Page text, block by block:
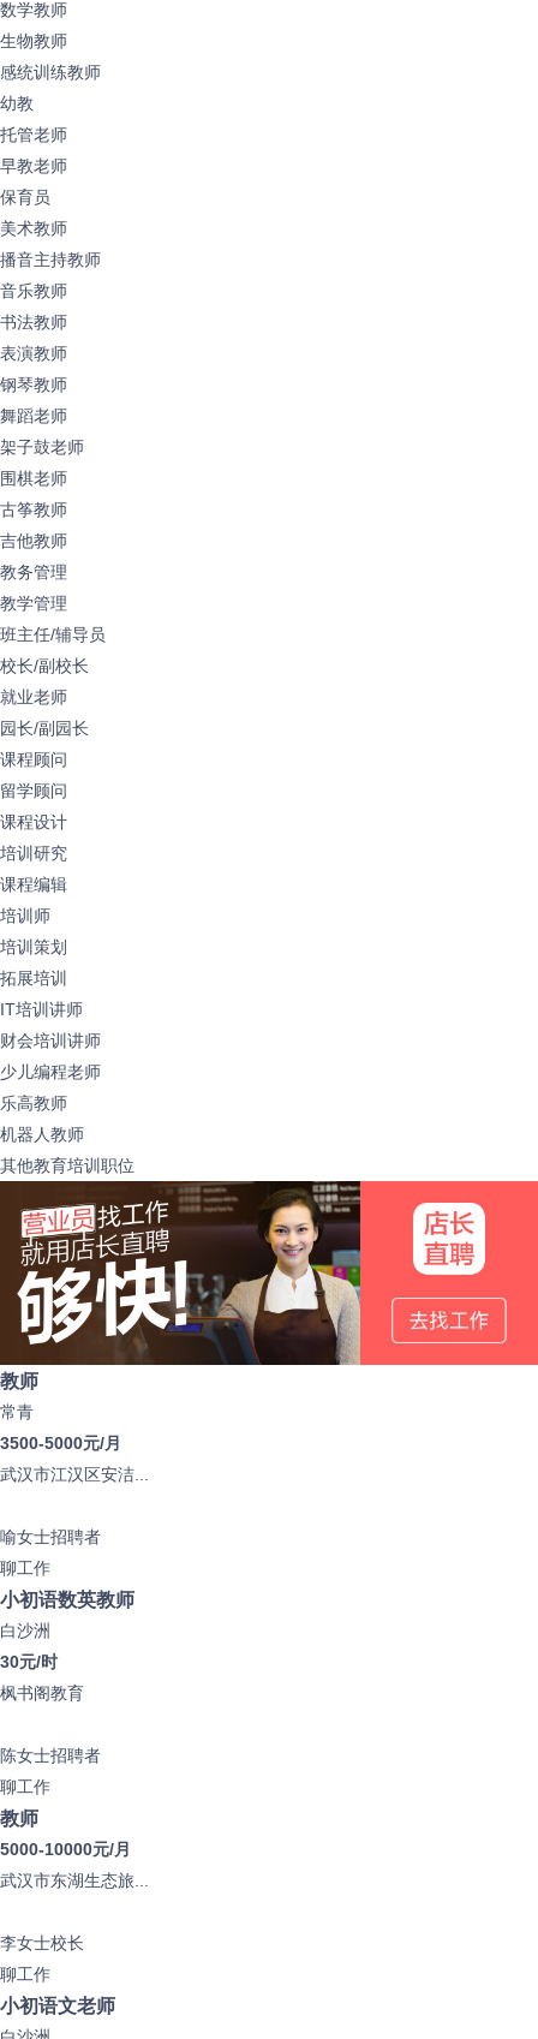
数学教师
生物教师
感统训练教师
幼教
托管老师
早教老师
保育员
美术教师
播音主持教师
音乐教师
书法教师
表演教师
钢琴教师
舞蹈老师
架子鼓老师
围棋老师
古筝教师
吉他教师
教务管理
教学管理
班主任/辅导员
校长/副校长
就业老师
园长/副园长
课程顾问
留学顾问
课程设计
培训研究
课程编辑
培训师
培训策划
拓展培训
IT培训讲师
财会培训讲师
少儿编程老师
乐高教师
机器人教师
其他教育培训职位
教师
常青
3500-5000元/月
武汉市江汉区安洁...
喻女士招聘者
聊工作
小初语数英教师
白沙洲
30元/时
枫书阁教育
陈女士招聘者
聊工作
教师
5000-10000元/月
武汉市东湖生态旅...
李女士校长
聊工作
小初语文老师